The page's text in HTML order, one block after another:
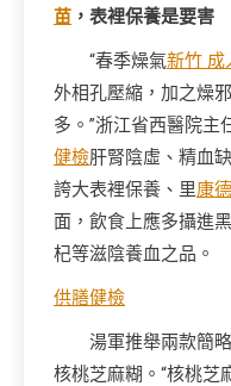
苗 ，表裡保養是要害
“春季燥氣新竹 成
外相孔壓縮，加之燥
多。”浙江省西醫院主
健檢肝腎陰虛、精血
誇大表裡保養、里康
面，飲食上應多攝進
杞等滋陰養血之品。
供膳健檢
湯軍推舉兩款簡
核桃芝麻糊。“核桃芝